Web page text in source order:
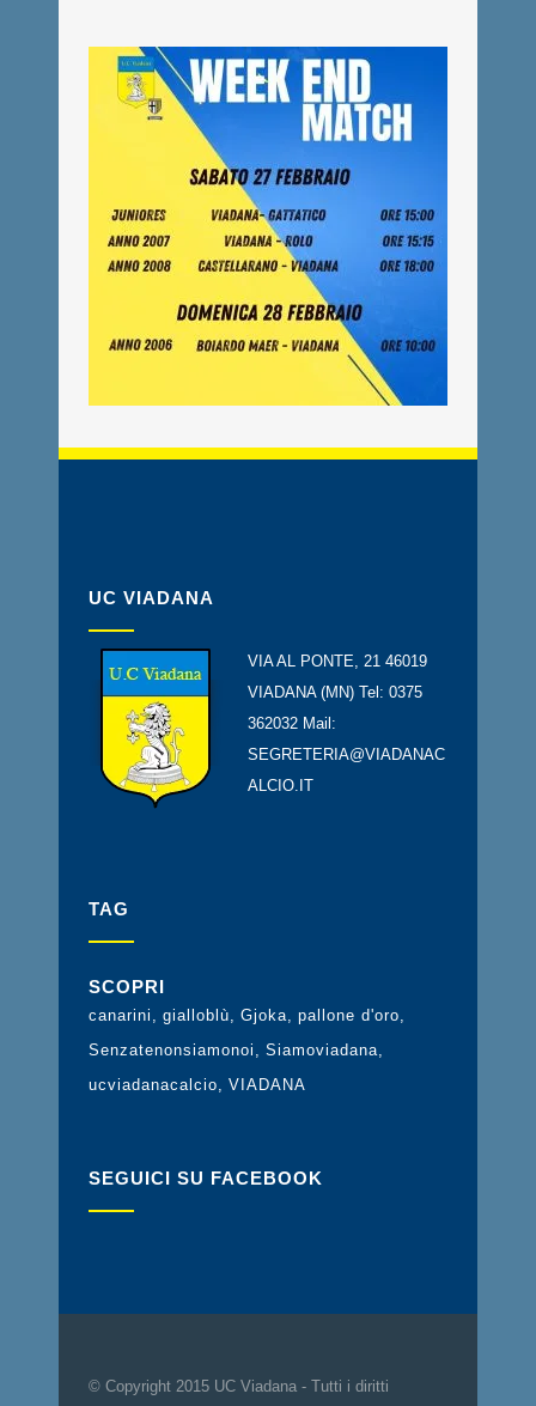
UC VIADANA
VIA AL PONTE, 21 46019
VIADANA (MN) Tel: 0375
362032 Mail:
SEGRETERIA@VIADANAC
ALCIO.IT
TAG
SCOPRI
canarini gialloblù Gjoka pallone d'oro
Senzatenonsiamonoi
Siamoviadana
ucviadanacalcio
VIADANA
SEGUICI SU FACEBOOK
© Copyright 2015 UC Viadana - Tutti i diritti